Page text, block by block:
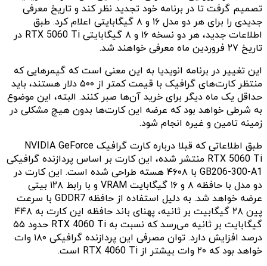
تصمیم گرفت تا در برنامه خود تجدید نظر کند و تاریخ معرفی
جدیدی را برای هر دو مدل ۱۶ و ۸ گیگابایتی اعلام کرد. طبق
اطلاعات جدید، هر دو نسخه ۱۶ و ۸ گیگابایتی RTX 5060 Ti در
تاریخ ۲۷ فروردین ماه معرفی خواهند شد.
این تغییر در برنامه انویدیا به این معنی است که گیمرهایی که
منتظر کارت‌های گرافیک با قیمت کمتر از ۵۰۰ دلار هستند، باید
حداقل یک ماه دیگر برای خرید آن‌ها صبر کنند. البته، این موضوع
به شرطی خواهد بود که عرضه این کارت‌ها بدون هیچ مشکلی در
زمینه تامین و غیره انجام شود.
طبق اطلاعاتی که قبلا درباره کارت گرافیک NVIDIA GeForce
RTX 5060 Ti منتشر شده، این کارت بر اساس پردازنده گرافیکی
GB206-300-A1 با ۴۶۰۸ هسته طراحی شده است. این کارت در
دو مدل با حافظه ۸ و ۱۶ گیگابایت VRAM و با رابط ۱۲۸ بیتی
عرضه خواهد شد. به دلیل استفاده از حافظه GDDR7 با سرعت
پین ۲۸ گیگابیت بر ثانیه، پهنای باند حافظه این کارت به ۴۴۸
گیگابایت بر ثانیه می‌رسد که نسبت به RTX 4060 Ti حدود ۵۵
درصد افزایش دارد. توان مصرفی این پردازنده گرافیکی ۱۸۰ وات
خواهد بود که ۲۰ وات بیشتر از RTX 4060 Ti است.